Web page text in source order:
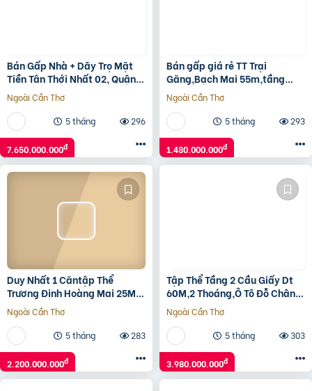
Bán Gấp Nhà + Dãy Trọ Mặt
Tiền Tân Thới Nhất 02, Quận
12 – Giảm Sốc 7.65 Tỷ‼️
Ngoài Cần Thơ
5 tháng
296
7.650.000.000đ
Bán gấp giá rẻ TT Trại
Găng,Bạch Mai 55m,tầng
3,mặt tiền 4m,1.48 tỷ Hai Bà
Trưng.
Ngoài Cần Thơ
5 tháng
293
1.480.000.000đ
Duy Nhất 1 Căntập Thể
Trương Định Hoàng Mai 25M
Tầng 1 Full Nội Thất Ở Ngay
Nhỉnh 2 Tỷ Lh
Ngoài Cần Thơ
5 tháng
283
2.200.000.000đ
Tập Thể Tầng 2 Cầu Giấy Dt
60M,2 Thoáng,Ô Tô Đỗ Chân
Tòa Giá 3,980 Tỷ
Ngoài Cần Thơ
5 tháng
303
3.980.000.000đ